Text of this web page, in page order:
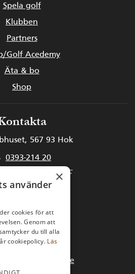
Spela golf
Klubben
Partners
Golf Acedemy
Äta & bo
Shop
567 93 Hok
0393-214 20
medlemsfrågor:
Golfpaket:
×
använder
cookies för att
Genom att
du till alla
cookiepolicy. Läs